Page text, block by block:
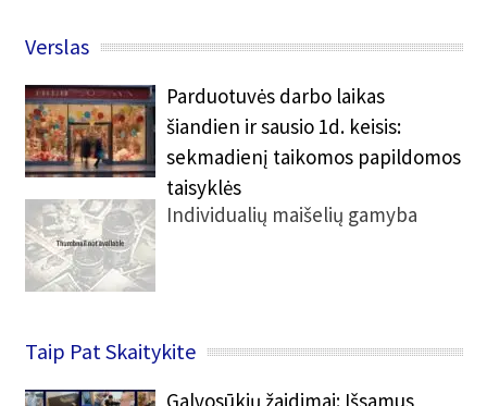
Verslas
Parduotuvės darbo laikas
šiandien ir sausio 1d. keisis:
sekmadienį taikomos papildomos
taisyklės
Individualių maišelių gamyba
Taip Pat Skaitykite
Galvosūkių žaidimai: Išsamus